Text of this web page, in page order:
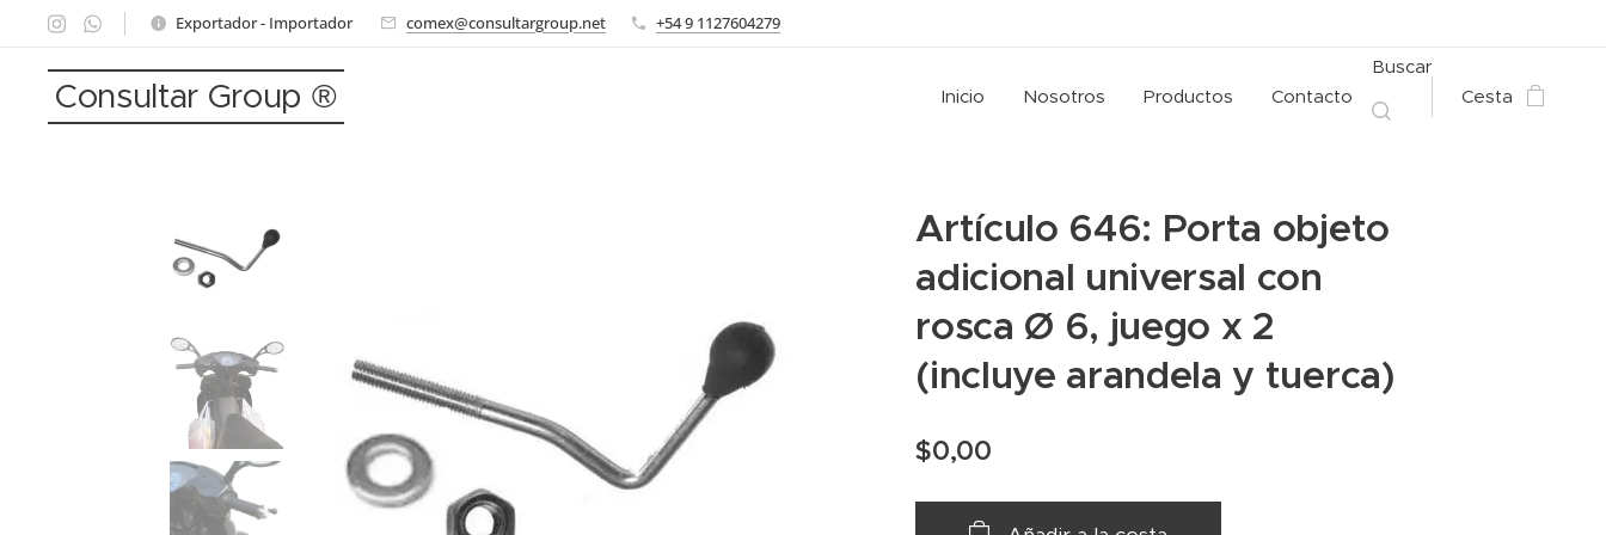
Exportador - Importador comex@consultargroup.net +54 9 1127604279
Consultar Group ® Inicio Nosotros Productos Contacto
Buscar
Cesta
Artículo 646: Porta objeto
adicional universal con
rosca Ø 6, juego x 2
(incluye arandela y tuerca)
$0,00